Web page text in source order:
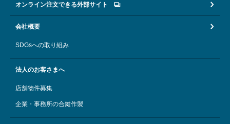
オンライン注文できる外部サイト
会社概要
SDGsへの取り組み
法人のお客さまへ
店舗物件募集
企業・事務所の合鍵作製